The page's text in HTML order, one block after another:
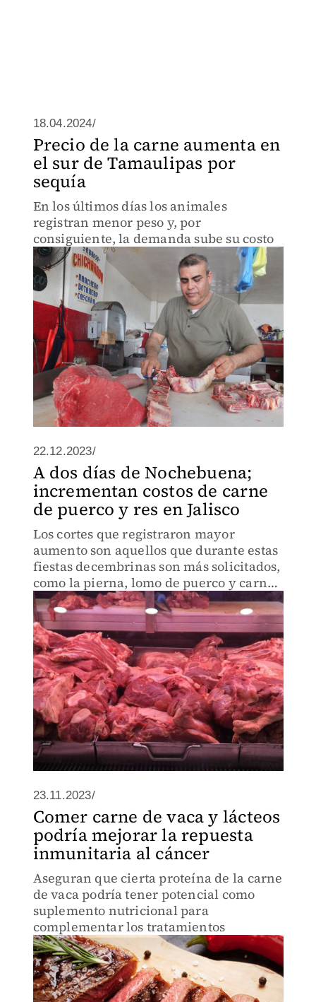
18.04.2024/
Precio de la carne aumenta en
el sur de Tamaulipas por
sequía
En los últimos días los animales
registran menor peso y, por
consiguiente, la demanda sube su costo
22.12.2023/
A dos días de Nochebuena;
incrementan costos de carne
de puerco y res en Jalisco
Los cortes que registraron mayor
aumento son aquellos que durante estas
fiestas decembrinas son más solicitados,
como la pierna, lomo de puerco y carne
molida
23.11.2023/
Comer carne de vaca y lácteos
podría mejorar la repuesta
inmunitaria al cáncer
Aseguran que cierta proteína de la carne
de vaca podría tener potencial como
suplemento nutricional para
complementar los tratamientos